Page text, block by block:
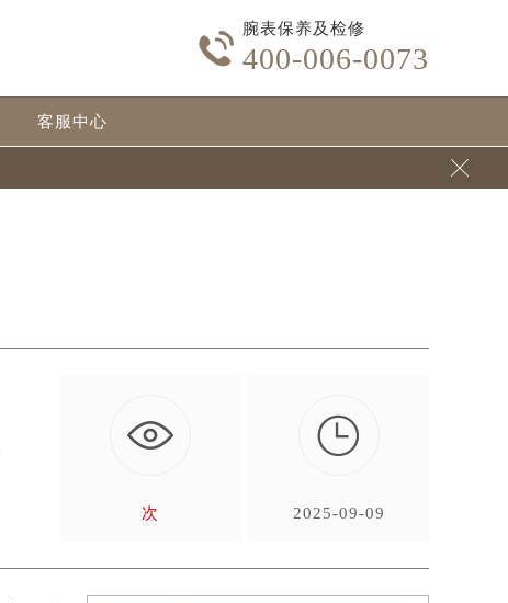

腕表保养及检修
400-006-0073
客服中心

次

2025-09-09